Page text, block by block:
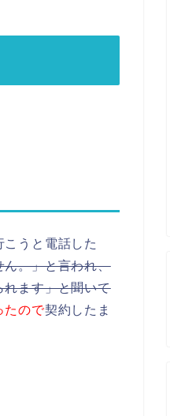
うと電話した
ん。」と言われ、
れます」と聞いて
たので契約したま